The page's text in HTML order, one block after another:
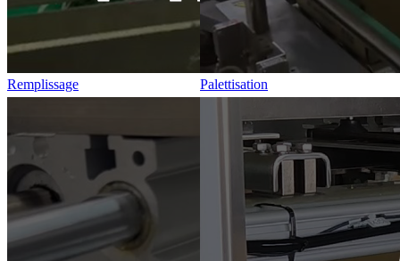
Remplissage Palettisation